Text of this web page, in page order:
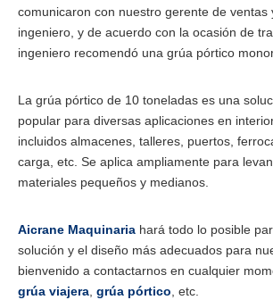
comunicaron con nuestro gerente de ventas
ingeniero, y de acuerdo con la ocasión de
ingeniero recomendó una grúa pórtico
La grúa pórtico de 10 toneladas es una
popular para diversas aplicaciones en
incluidos almacenes, talleres, puertos,
carga, etc. Se aplica ampliamente para
materiales pequeños y medianos.
Aicrane Maquinaria hará todo lo posible
solución y el diseño más adecuados para
bienvenido a contactarnos en cualquier
grúa viajera grúa pórtico , etc.